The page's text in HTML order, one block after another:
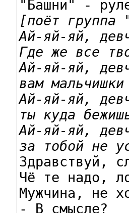
[поёт группа
Ай-яй-яй,
Где же все
Ай-яй-яй,
вам
Ай-яй-яй,
ты куда
Ай-яй-яй,
за тобой не
Здравствуй,
Чё те надо,
Мужчина, не
- В смысле?